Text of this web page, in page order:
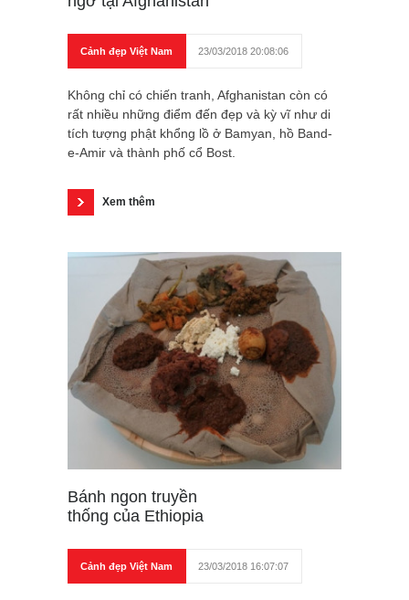
Cảnh đẹp Việt Nam 23/03/2018 20:08:06
Không chỉ có chiến tranh, Afghanistan còn có
rất nhiều những điểm đến đẹp và kỳ vĩ như di
tích tượng phật khổng lồ ở Bamyan, hồ Band-
e-Amir và thành phố cổ Bost.
Xem thêm
Bánh ngon truyền
thống của Ethiopia
Cảnh đẹp Việt Nam 23/03/2018 16:07:07